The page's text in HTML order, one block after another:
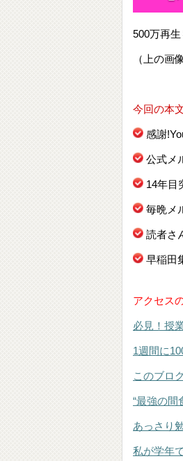
500万再
（上の画
今回の本
感謝
公式メ
14年目
毎晩メ
読者さ
早稲田
アクセス
必見！授
1週間に
このブロ
“最強の間
あっさり
私が学年